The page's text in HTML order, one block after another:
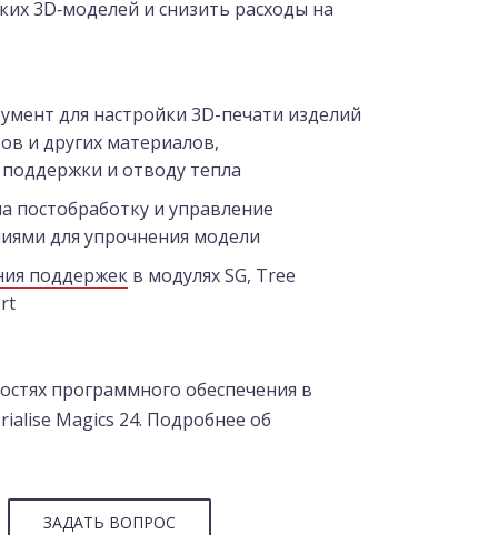
3D‑моделей и снизить расходы на
для настройки 3D-печати изделий
и других материалов,
и отводу тепла
и управление
для упрочнения модели
поддержек в модулях SG, Tree
программного обеспечения в
Magics 24. Подробнее об
ЗАДАТЬ ВОПРОС